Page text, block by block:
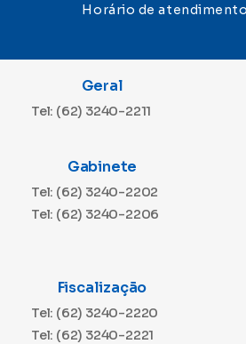
Horário de
Geral
Tel: (62) 3240-2211
Gabinete
Tel: (62) 3240-2202
Tel: (62) 3240-2206
Fiscalização
Tel: (62) 3240-2220
Tel: (62) 3240-2221